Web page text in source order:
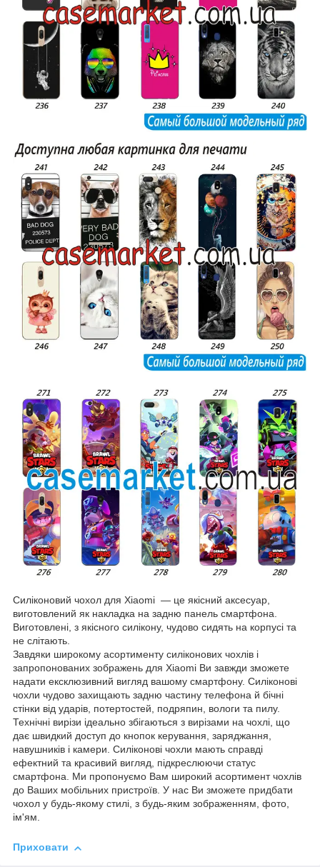
Силіконовий чохол для Xiaomi — це якісний аксесуар,
виготовлений як накладка на задню панель смартфона.
Виготовлені, з якісного силікону, чудово сидять на корпусі та
не слітають.
Завдяки широкому асортименту силіконових чохлів і
запропонованих зображень для Xiaomi Ви завжди зможете
надати ексклюзивний вигляд вашому смартфону. Силіконові
чохли чудово захищають задню частину телефона й бічні
стінки від ударів, потертостей, подряпин, вологи та пилу.
Технічні вирізи ідеально збігаються з вирізами на чохлі, що
дає швидкий доступ до кнопок керування, заряджання,
навушників і камери. Силіконові чохли мають справді
ефектний та красивий вигляд, підкреслюючи статус
смартфона. Ми пропонуємо Вам широкий асортимент чохлів
до Ваших мобільних пристроїв. У нас Ви зможете придбати
чохол у будь-якому стилі, з будь-яким зображенням, фото,
ім'ям.
Приховати